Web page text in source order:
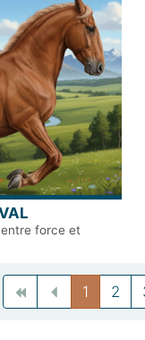
force et
PreviousPrevious
1 2